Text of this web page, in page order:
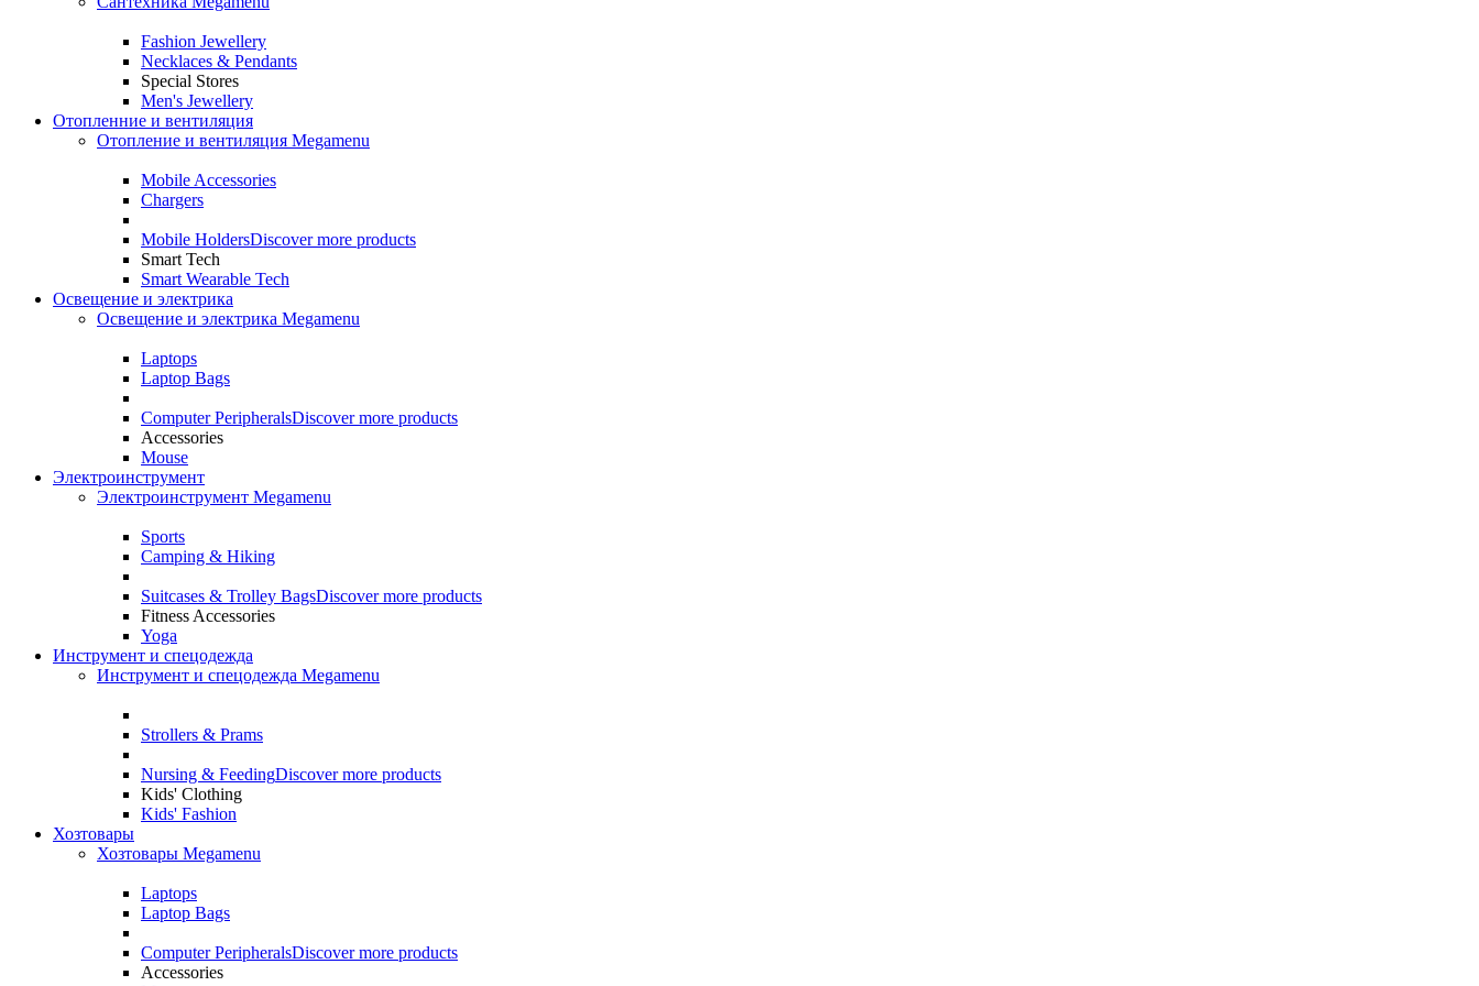
Fashion Jewellery
Necklaces & Pendants
Special Stores
Men's Jewellery
Отопленние и вентиляция
Отопление и вентиляция Megamenu
Mobile Accessories
Chargers
Mobile HoldersDiscover more products
Smart Tech
Smart Wearable Tech
Освещение и электрика
Освещение и электрика Megamenu
Laptops
Laptop Bags
Computer PeripheralsDiscover more products
Accessories
Mouse
Электроинструмент
Электроинструмент Megamenu
Sports
Camping & Hiking
Suitcases & Trolley BagsDiscover more products
Fitness Accessories
Yoga
Инструмент и спецодежда
Инструмент и спецодежда Megamenu
Strollers & Prams
Nursing & FeedingDiscover more products
Kids' Clothing
Kids' Fashion
Хозтовары
Хозтовары Megamenu
Laptops
Laptop Bags
Computer PeripheralsDiscover more products
Accessories